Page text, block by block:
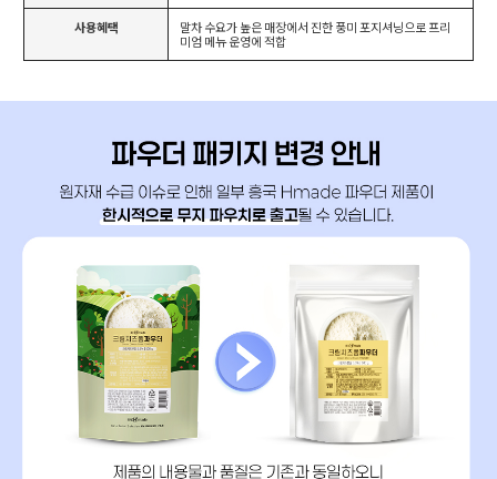
사용혜택
말차 수요가 높은 매장에서 진한 풍미 포지셔닝으로 프리
미엄 메뉴 운영에 적합